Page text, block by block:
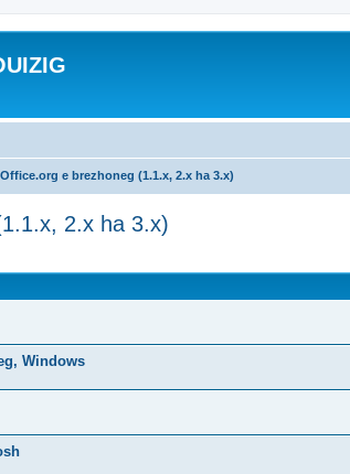
e brezhoneg (1.1.x, 2.x ha 3.x)
2.x ha 3.x)
Windows